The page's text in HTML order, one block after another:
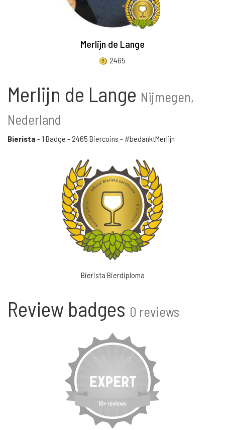
Merlijn de Lange
2465
Merlijn de Lange Nijmegen,
Nederland
Bierista - 1 Badge - 2465 Biercoins - #bedanktMerlijn
Bierista Bierdiploma
Review badges 0 reviews